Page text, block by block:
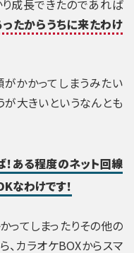
り成長できたのであれば
たからうちに来たわけ
かかってしまうみたい
が大きいというなんとも
！ある程度のネット回線
なわけです！
ってしまったりその他の
カラオケBOXからスマ